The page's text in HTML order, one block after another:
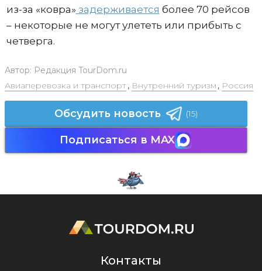
из-за «ковра» задерживается более 70 рейсов
– некоторые не могут улететь или прибыть с
четверга.
Автор: Редакция TourDom.ru
Авиаперевозка и транспорт, Внутренний туризм , Россия
Обсудить новость (15)
Подписаться в MAX
Контакты